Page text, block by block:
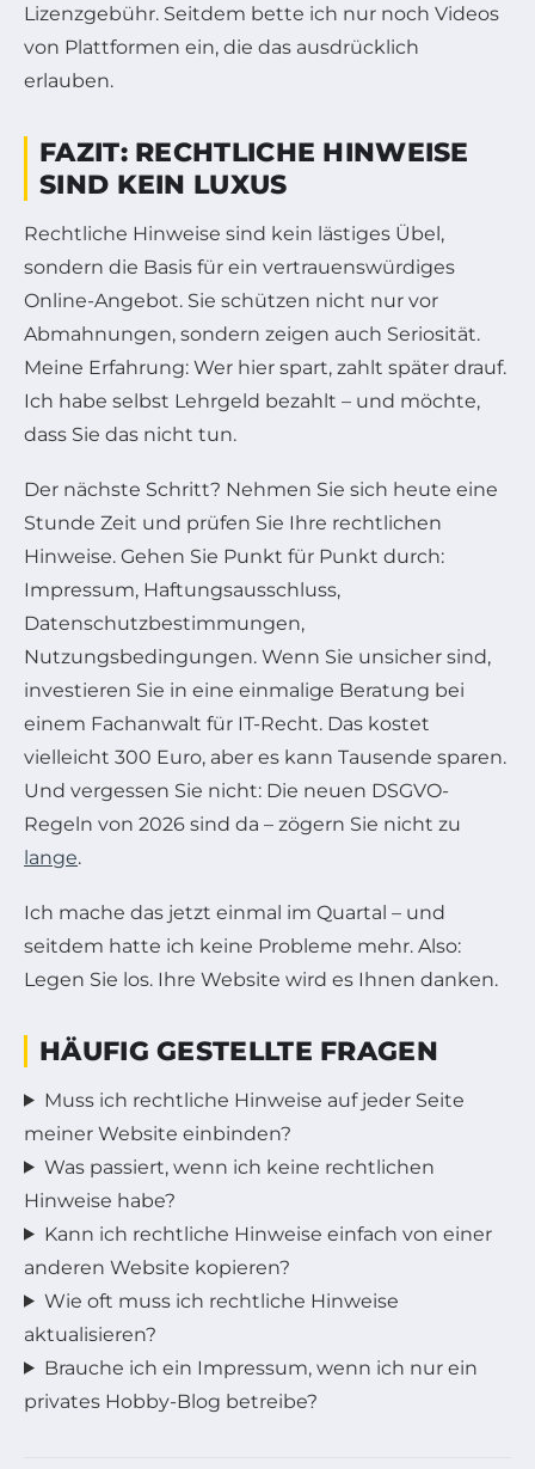
Lizenzgebühr. Seitdem bette ich nur noch Videos
von Plattformen ein, die das ausdrücklich
erlauben.
FAZIT: RECHTLICHE HINWEISE
SIND KEIN LUXUS
Rechtliche Hinweise sind kein lästiges Übel,
sondern die Basis für ein vertrauenswürdiges
Online-Angebot. Sie schützen nicht nur vor
Abmahnungen, sondern zeigen auch Seriosität.
Meine Erfahrung: Wer hier spart, zahlt später drauf.
Ich habe selbst Lehrgeld bezahlt – und möchte,
dass Sie das nicht tun.
Der nächste Schritt? Nehmen Sie sich heute eine
Stunde Zeit und prüfen Sie Ihre rechtlichen
Hinweise. Gehen Sie Punkt für Punkt durch:
Impressum, Haftungsausschluss,
Datenschutzbestimmungen,
Nutzungsbedingungen. Wenn Sie unsicher sind,
investieren Sie in eine einmalige Beratung bei
einem Fachanwalt für IT-Recht. Das kostet
vielleicht 300 Euro, aber es kann Tausende sparen.
Und vergessen Sie nicht: Die neuen DSGVO-
Regeln von 2026 sind da – zögern Sie nicht zu
lange.
Ich mache das jetzt einmal im Quartal – und
seitdem hatte ich keine Probleme mehr. Also:
Legen Sie los. Ihre Website wird es Ihnen danken.
HÄUFIG GESTELLTE FRAGEN
Muss ich rechtliche Hinweise auf jeder Seite
meiner Website einbinden?
Was passiert, wenn ich keine rechtlichen
Hinweise habe?
Kann ich rechtliche Hinweise einfach von einer
anderen Website kopieren?
Wie oft muss ich rechtliche Hinweise
aktualisieren?
Brauche ich ein Impressum, wenn ich nur ein
privates Hobby-Blog betreibe?